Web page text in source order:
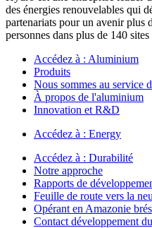
des énergies renouvelables qui
partenariats pour un avenir plus
personnes dans plus de 140
Accédez à : Aluminium
Produits
Nous sommes au service
À propos de l'aluminium
Innovation et R&D
Accédez à : Energy
Accédez à : Durabilité
Notre approche
Rapports de
Feuille de route vers la
Opérant en Amazonie
Contact développement